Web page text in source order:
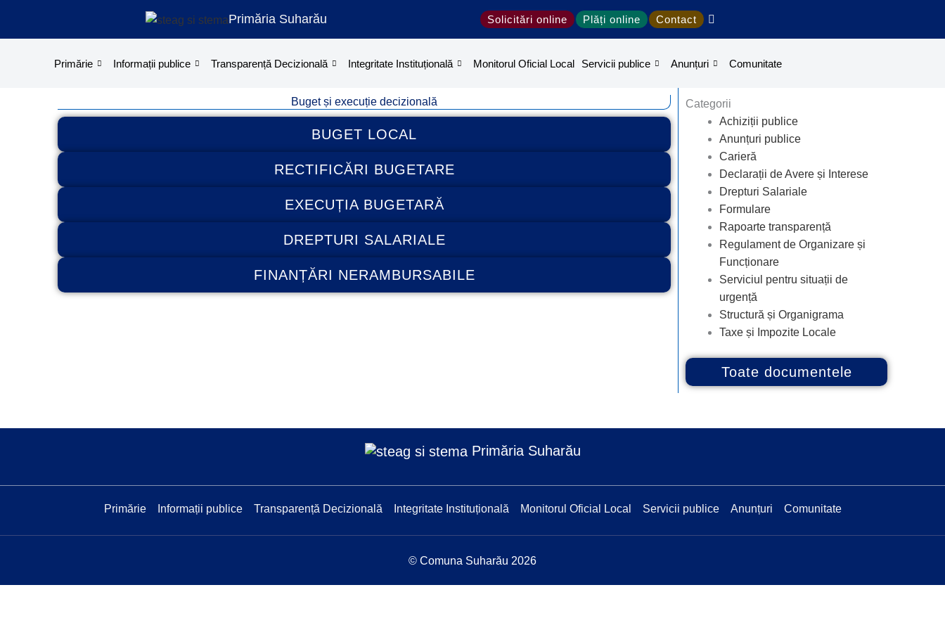
Primăria Suharău Solicitări online Plăți online Contact
Primărie Informații publice Transparență Decizională Integritate Instituțională Monitorul Oficial Local Servicii publice Anunțuri Comunitate
Buget și execuție decizională
BUGET LOCAL
RECTIFICĂRI BUGETARE
EXECUȚIA BUGETARĂ
DREPTURI SALARIALE
FINANȚĂRI NERAMBURSABILE
Categorii
Achiziții publice
Anunțuri publice
Carieră
Declarații de Avere și Interese
Drepturi Salariale
Formulare
Rapoarte transparență
Regulament de Organizare și
Funcționare
Serviciul pentru situații de
urgență
Structură și Organigrama
Taxe și Impozite Locale
Toate documentele
Primăria Suharău
Primărie Informații publice Transparență Decizională Integritate Instituțională Monitorul Oficial Local Servicii publice Anunțuri Comunitate
© Comuna Suharău 2026